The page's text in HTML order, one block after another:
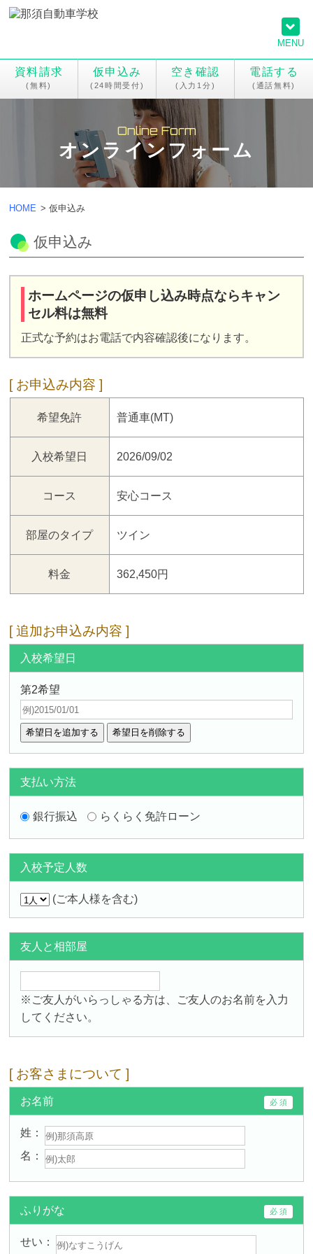
資料請求 仮申込み 空き確認 電話する
Online Form
オンラインフォーム
HOME > 仮申込み
仮申込み
ホームページの仮申し込み時点ならキャン
セル料は無料
正式な予約はお電話で内容確認後になります。
お申込み内容
希望免許 普通車(MT)
入校希望日 2026/09/02
コース 安心コース
部屋のタイプ ツイン
料金 362,450円
追加お申込み内容
入校希望日
第2希望
支払い方法
銀行振込 らくらく免許ローン
入校予定人数
(ご本人様を含む)
友人と相部屋
※ご友人がいらっしゃる方は、ご友人のお名前を入力
してください。
お客さまについて
お名前
姓
名
ふりがな
せい
MENU